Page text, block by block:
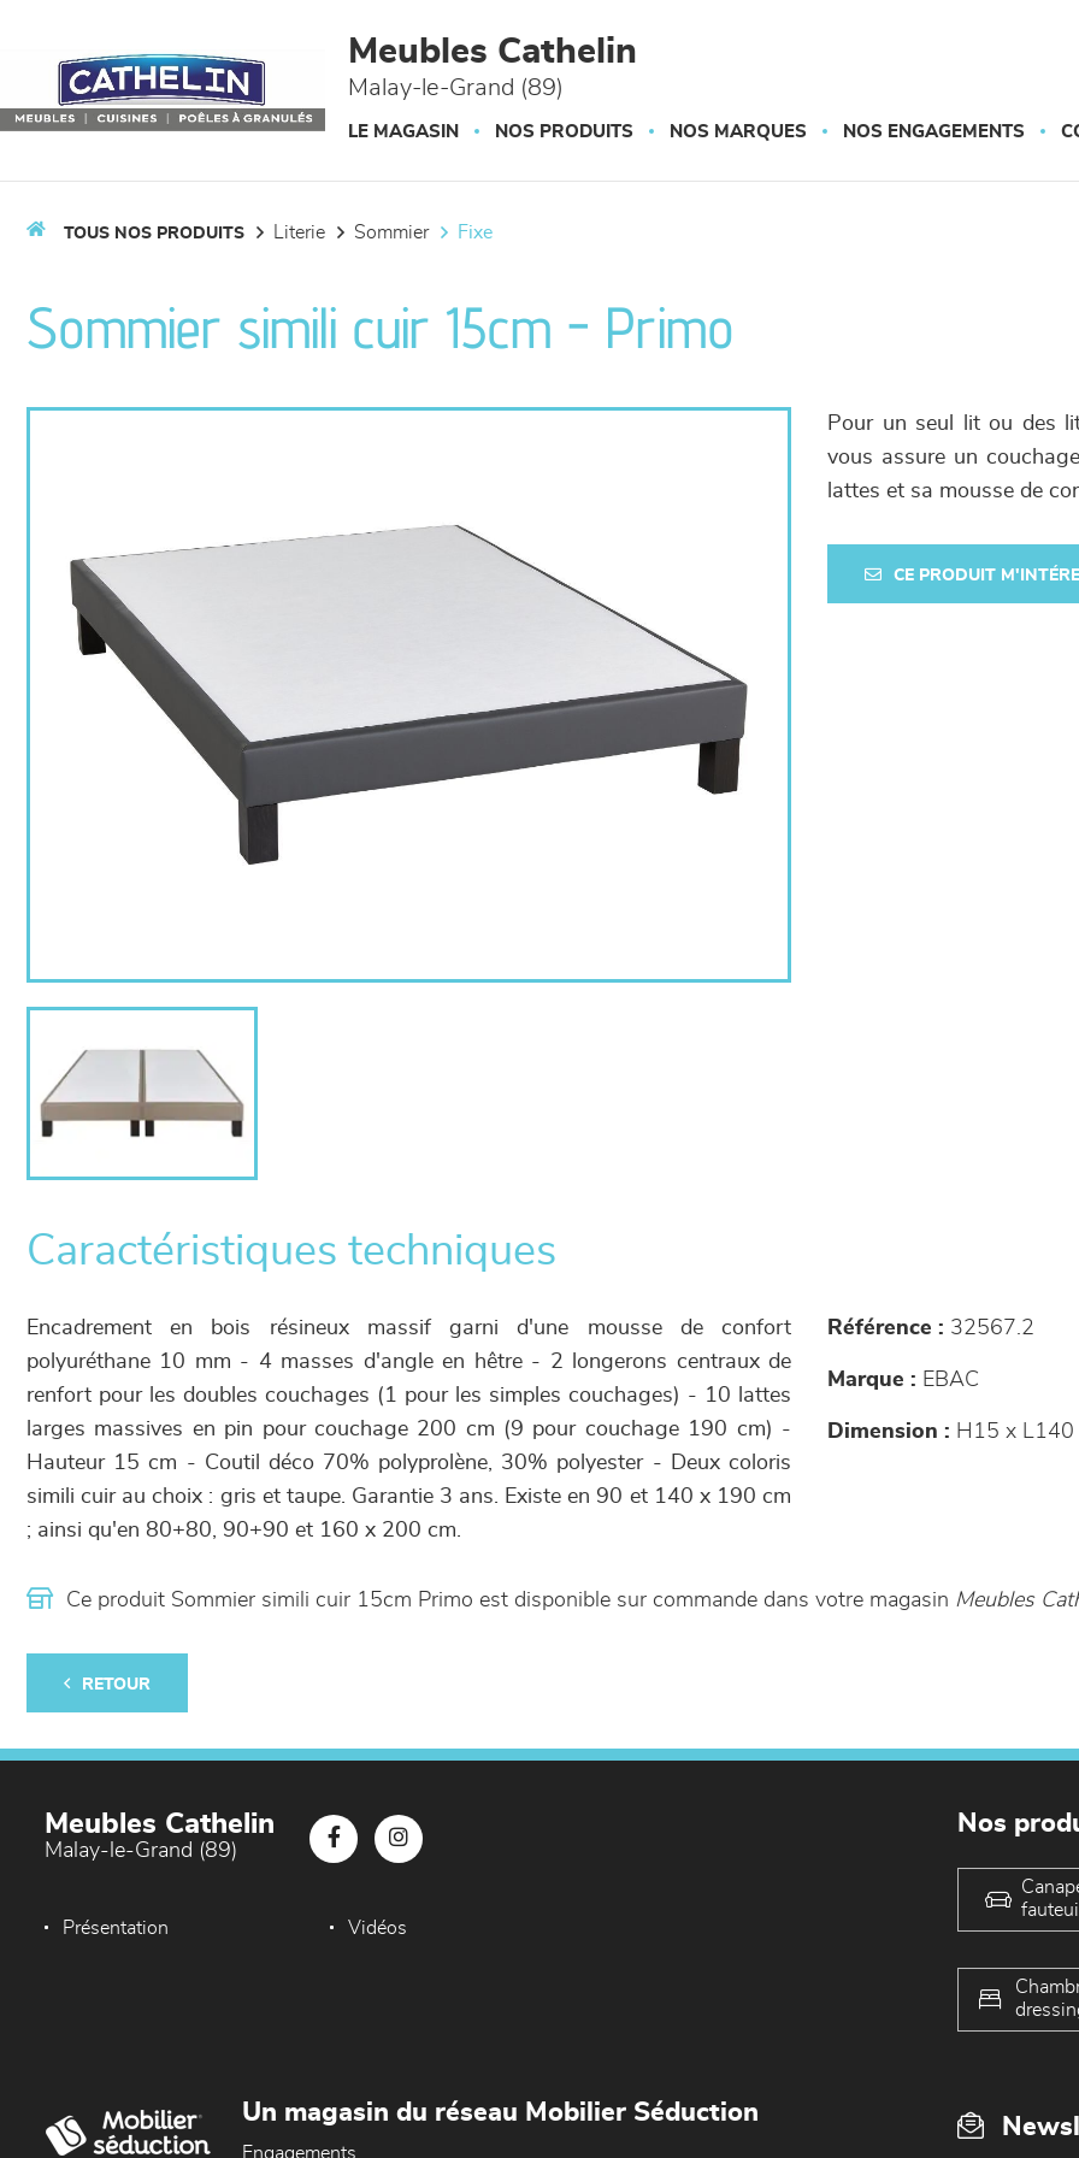
Meubles Cathelin
Malay-le-Grand (89)
LE MAGASIN NOS PRODUITS NOS MARQUES NOS ENGAGEMENTS
TOUS NOS PRODUITS literie sommier fixe
Sommier simili cuir 15cm - Primo
Pour un seul lit ou des
vous assure un
lattes et sa mousse de
CE PRODUIT
Caractéristiques techniques
Encadrement en bois résineux massif garni d'une mousse de confort
polyuréthane 10 mm - 4 masses d'angle en hêtre - 2 longerons centraux de
renfort pour les doubles couchages (1 pour les simples couchages) - 10 lattes
larges massives en pin pour couchage 200 cm (9 pour couchage 190 cm) -
Hauteur 15 cm - Coutil déco 70% polyprolène, 30% polyester - Deux coloris
simili cuir au choix : gris et taupe. Garantie 3 ans. Existe en 90 et 140 x 190 cm
; ainsi qu'en 80+80, 90+90 et 160 x 200 cm.
Référence : 32567.2
Marque : EBAC
Dimension : H15 x L140
Ce produit Sommier simili cuir 15cm Primo est disponible sur commande dans votre magasin Meubles
RETOUR
Meubles Cathelin
Malay-le-Grand (89)
Présentation Vidéos
Nos
Un magasin du réseau Mobilier Séduction
Engagements